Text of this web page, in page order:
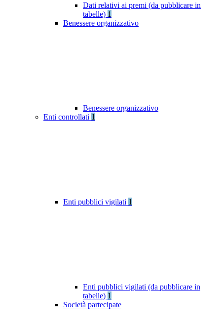
Dati relativi ai premi (da pubblicare in
tabelle) 1
Benessere organizzativo
Benessere organizzativo
Enti controllati 1
Enti pubblici vigilati 1
Enti pubblici vigilati (da pubblicare in
tabelle) 1
Società partecipate